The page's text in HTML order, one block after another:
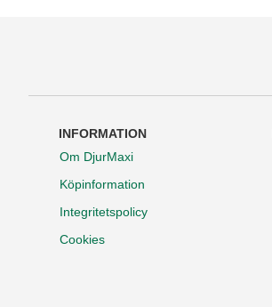
INFORMATION
Om DjurMaxi
Köpinformation
Integritetspolicy
Cookies